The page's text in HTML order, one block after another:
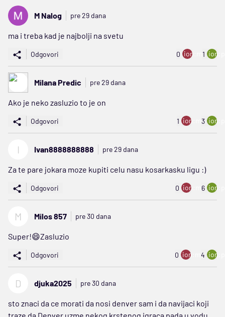
M Nalog pre 29 dana
ma i treba kad je najbolji na svetu
Odgovori 0 ion:minus
1
Milana Predic pre 29 dana
Ako je neko zasluzio to je on
Odgovori 1 ion:minus
3
I Ivan8888888888 pre 29 dana
Za te pare jokara moze kupiti celu nasu kosarkasku ligu :)
Odgovori 0 ion:minus
6
M Milos 857 pre 30 dana
Super!😄Zasluzio
Odgovori 0 ion:minus
4
D djuka2025 pre 30 dana
sto znaci da ce morati da nosi denver sam i da navijaci koji